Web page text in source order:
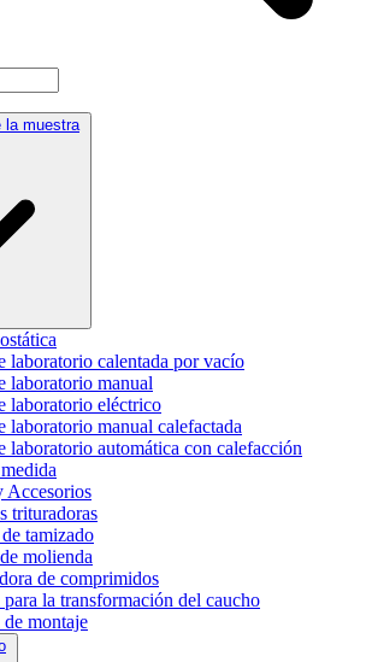
la muestra
laboratorio calentada por vacío
laboratorio manual
laboratorio eléctrico
laboratorio manual calefactada
laboratorio automática con calefacción
Accesorios
trituradoras
tamizado
molienda
de comprimidos
la transformación del caucho
montaje